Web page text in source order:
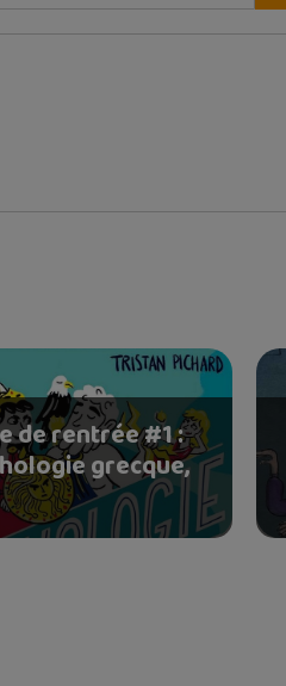
de rentrée #1 :
grecque,